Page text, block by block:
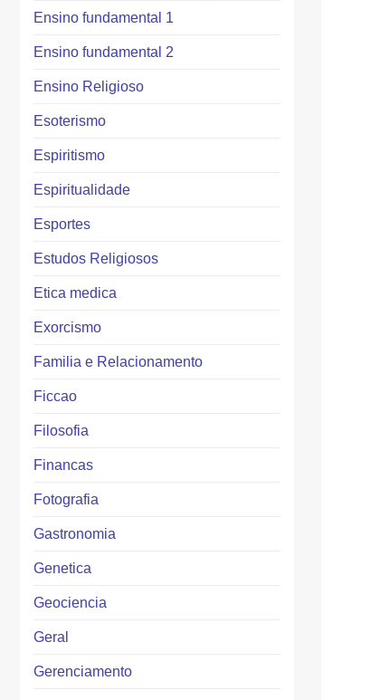
Ensino fundamental 1
Ensino fundamental 2
Ensino Religioso
Esoterismo
Espiritismo
Espiritualidade
Esportes
Estudos Religiosos
Etica medica
Exorcismo
Familia e Relacionamento
Ficcao
Filosofia
Financas
Fotografia
Gastronomia
Genetica
Geociencia
Geral
Gerenciamento